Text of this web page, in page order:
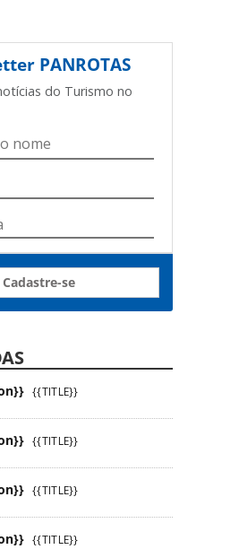
PANROTAS
do Turismo no
Cadastre-se
{{TITLE}}
{{TITLE}}
{{TITLE}}
{{TITLE}}